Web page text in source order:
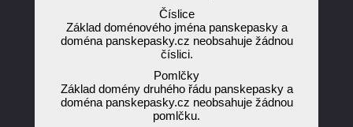
Číslice
Základ doménového jména panskepasky a
doména panskepasky.cz neobsahuje žádnou
číslici.
Pomlčky
Základ domény druhého řádu panskepasky a
doména panskepasky.cz neobsahuje žádnou
pomlčku.